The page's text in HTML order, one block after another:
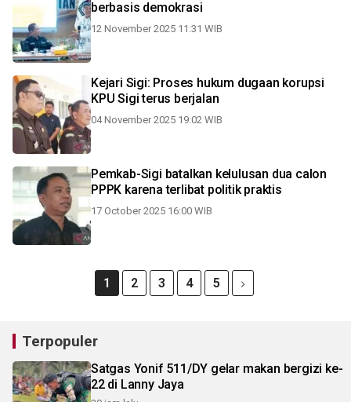
berbasis demokrasi
12 November 2025 11:31 WIB
Kejari Sigi: Proses hukum dugaan korupsi
KPU Sigi terus berjalan
04 November 2025 19:02 WIB
Pemkab-Sigi batalkan kelulusan dua calon
PPPK karena terlibat politik praktis
17 October 2025 16:00 WIB
1 2 3 4 5
Terpopuler
Satgas Yonif 511/DY gelar makan bergizi ke-
22 di Lanny Jaya